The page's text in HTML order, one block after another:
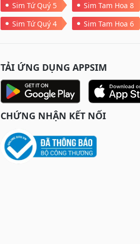
Sim Tứ Quý 5
Sim Tam Hoa 8
Sim Tứ Quý 4
Sim Tam Hoa 6
TẢI ỨNG DỤNG APPSIM
CHỨNG NHẬN KẾT NỐI